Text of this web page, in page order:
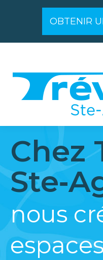
OBTENIR
Chez
nous